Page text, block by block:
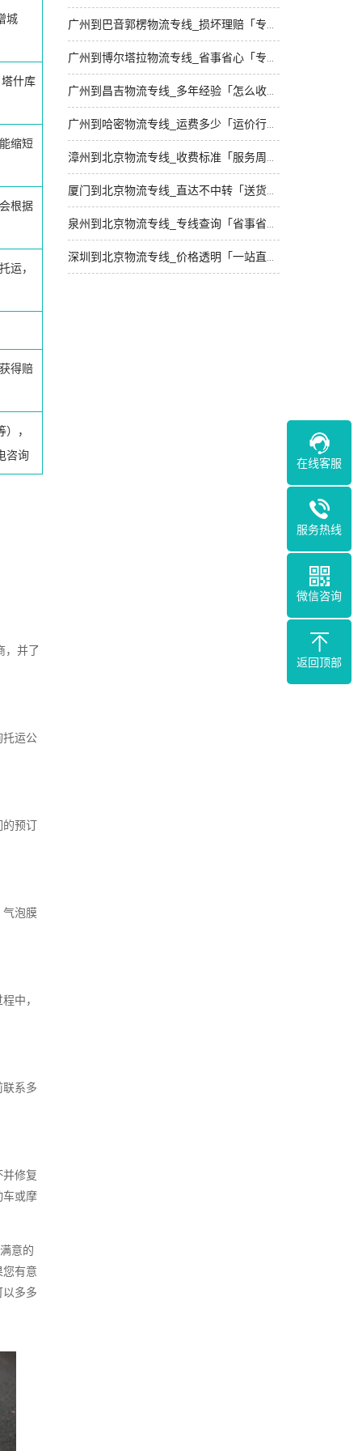
城
塔什库
缩短
根据
运，
得赔
，
咨询
，并了
托运公
的预订
气泡膜
中，
系多
修复
车或摩
意的
有意
多多
广州到巴音郭楞物流专线_损坏理赔「专线直达」
广州到博尔塔拉物流专线_省事省心「专业可靠」
广州到昌吉物流专线_多年经验「怎么收费」
广州到哈密物流专线_运费多少「运价行情」
漳州到北京物流专线_收费标准「服务周到」
厦门到北京物流专线_直达不中转「送货到门」
泉州到北京物流专线_专线查询「省事省心」
深圳到北京物流专线_价格透明「一站直达」
在线客服
服务热线
微信咨询
返回顶部